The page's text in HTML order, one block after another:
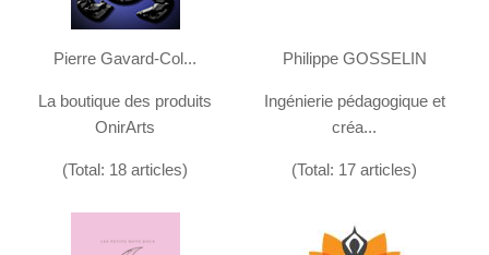
Pierre Gavard-Col...
La boutique des produits
OnirArts
(Total: 18 articles)
Philippe GOSSELIN
Ingénierie pédagogique et
créa...
(Total: 17 articles)